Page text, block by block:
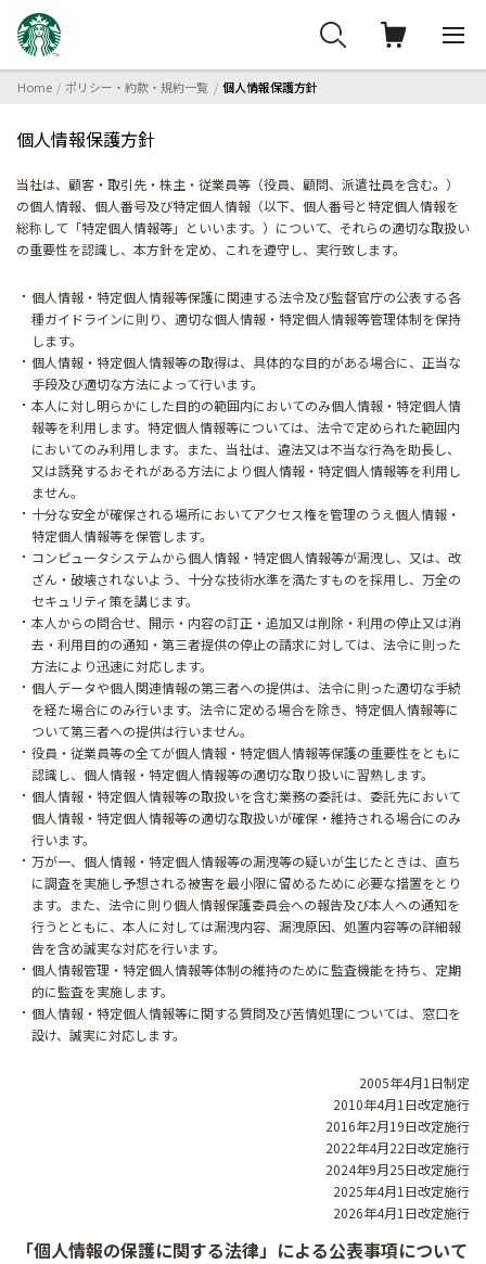
Home ポリシー・約款・規約一覧 個人情報保護方針
個人情報保護方針
当社は、顧客・取引先・株主・従業員等（役員、顧問、派遣社員を含む。）
の個人情報、個人番号及び特定個人情報（以下、個人番号と特定個人情報を
総称して「特定個人情報等」といいます。）について、それらの適切な取扱い
の重要性を認識し、本方針を定め、これを遵守し、実行致します。
個人情報・特定個人情報等保護に関連する法令及び監督官庁の公表する各
種ガイドラインに則り、適切な個人情報・特定個人情報等管理体制を保持
します。
個人情報・特定個人情報等の取得は、具体的な目的がある場合に、正当な
手段及び適切な方法によって行います。
本人に対し明らかにした目的の範囲内においてのみ個人情報・特定個人情
報等を利用します。特定個人情報等については、法令で定められた範囲内
においてのみ利用します。また、当社は、違法又は不当な行為を助長し、
又は誘発するおそれがある方法により個人情報・特定個人情報等を利用し
ません。
十分な安全が確保される場所においてアクセス権を管理のうえ個人情報・
特定個人情報等を保管します。
コンピュータシステムから個人情報・特定個人情報等が漏洩し、又は、改
ざん・破壊されないよう、十分な技術水準を満たすものを採用し、万全の
セキュリティ策を講じます。
本人からの問合せ、開示・内容の訂正・追加又は削除・利用の停止又は消
去・利用目的の通知・第三者提供の停止の請求に対しては、法令に則った
方法により迅速に対応します。
個人データや個人関連情報の第三者への提供は、法令に則った適切な手続
を経た場合にのみ行います。法令に定める場合を除き、特定個人情報等に
ついて第三者への提供は行いません。
役員・従業員等の全てが個人情報・特定個人情報等保護の重要性をともに
認識し、個人情報・特定個人情報等の適切な取り扱いに習熟します。
個人情報・特定個人情報等の取扱いを含む業務の委託は、委託先において
個人情報・特定個人情報等の適切な取扱いが確保・維持される場合にのみ
行います。
万が一、個人情報・特定個人情報等の漏洩等の疑いが生じたときは、直ち
に調査を実施し予想される被害を最小限に留めるために必要な措置をとり
ます。また、法令に則り個人情報保護委員会への報告及び本人への通知を
行うとともに、本人に対しては漏洩内容、漏洩原因、処置内容等の詳細報
告を含め誠実な対応を行います。
個人情報管理・特定個人情報等体制の維持のために監査機能を持ち、定期
的に監査を実施します。
個人情報・特定個人情報等に関する質問及び苦情処理については、窓口を
設け、誠実に対応します。
2005年4月1日制定
2010年4月1日改定施行
2016年2月19日改定施行
2022年4月22日改定施行
2024年9月25日改定施行
2025年4月1日改定施行
2026年4月1日改定施行
「個人情報の保護に関する法律」による公表事項について